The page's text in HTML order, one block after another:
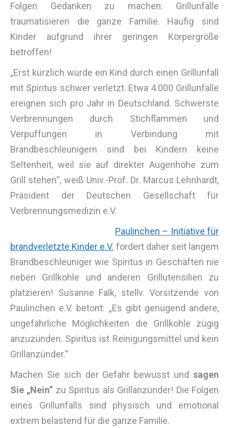
Folgen Gedanken zu machen: Grillunfälle
traumatisieren die ganze Familie. Häufig sind
Kinder aufgrund ihrer geringen Körpergröße
betroffen!
„Erst kürzlich wurde ein Kind durch einen Grillunfall
mit Spiritus schwer verletzt. Etwa 4.000 Grillunfälle
ereignen sich pro Jahr in Deutschland. Schwerste
Verbrennungen durch Stichflammen und
Verpuffungen in Verbindung mit
Brandbeschleunigern sind bei Kindern keine
Seltenheit, weil sie auf direkter Augenhöhe zum
Grill stehen“, weiß Univ.-Prof. Dr. Marcus Lehnhardt,
Präsident der Deutschen Gesellschaft für
Verbrennungsmedizin e.V.
Paulinchen – Initiative für
brandverletzte Kinder e.V. fordert daher seit langem
Brandbeschleuniger wie Spiritus in Geschäften nie
neben Grillkohle und anderen Grillutensilien zu
platzieren! Susanne Falk, stellv. Vorsitzende von
Paulinchen e.V. betont: „Es gibt genügend andere,
ungefährliche Möglichkeiten die Grillkohle zügig
anzuzünden. Spiritus ist Reinigungsmittel und kein
Grillanzünder.“
Machen Sie sich der Gefahr bewusst und sagen
Sie „Nein“ zu Spiritus als Grillanzünder! Die Folgen
eines Grillunfalls sind physisch und emotional
extrem belastend für die ganze Familie.